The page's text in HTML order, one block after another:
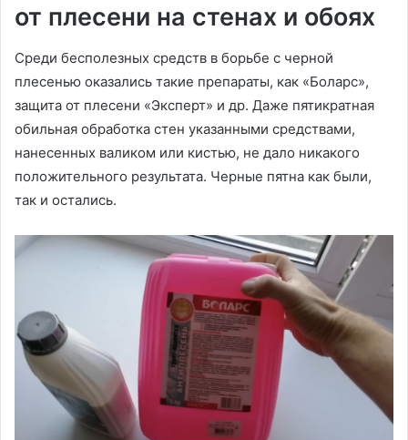
от плесени на стенах и обоях
Среди бесполезных средств в борьбе с черной
плесенью оказались такие препараты, как «Боларс»,
защита от плесени «Эксперт» и др. Даже пятикратная
обильная обработка стен указанными средствами,
нанесенных валиком или кистью, не дало никакого
положительного результата. Черные пятна как были,
так и остались.